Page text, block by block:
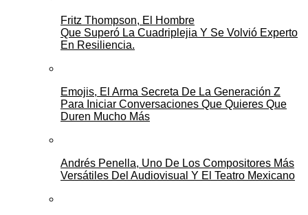
Fritz Thompson, El Hombre
Que Superó La Cuadriplejia Y Se Volvió Experto
En Resiliencia.
Emojis, El Arma Secreta De La Generación Z
Para Iniciar Conversaciones Que Quieres Que
Duren Mucho Más
Andrés Penella, Uno De Los Compositores Más
Versátiles Del Audiovisual Y El Teatro Mexicano